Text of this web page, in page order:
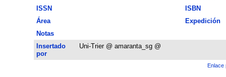
ISSN
ISBN
Área
Expedición
Notas
Insertado
por
Uni-Trier @ amaranta_sg @
Enlace